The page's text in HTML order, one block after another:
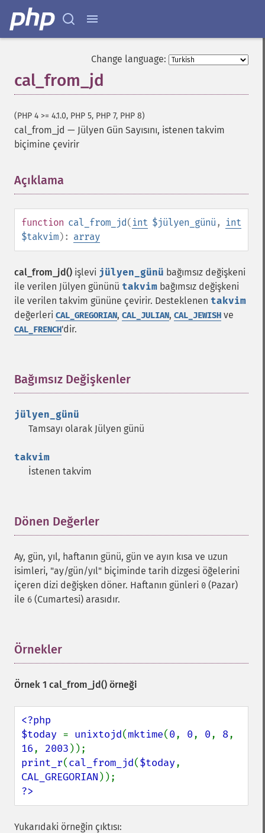
Change language:
cal_from_jd
(PHP 4 >= 4.1.0, PHP 5, PHP 7, PHP 8)
cal_from_jd — Jülyen Gün Sayısını, istenen takvim
biçimine çevirir
Açıklama
function cal_from_jd( int $jülyen_günü ,
int
$takvim): array
cal_from_jd() işlevi jülyen_günü bağımsız değişkeni
ile verilen Jülyen gününü takvim bağımsız değişkeni
ile verilen takvim gününe çevirir. Desteklenen takvim
değerleri CAL_GREGORIAN, CAL_JULIAN, CAL_JEWISH ve
CAL_FRENCH'dir.
Bağımsız Değişkenler
jülyen_günü
Tamsayı olarak Jülyen günü
takvim
İstenen takvim
Dönen Değerler
Ay, gün, yıl, haftanın günü, gün ve ayın kısa ve uzun
isimleri, "ay/gün/yıl" biçiminde tarih dizgesi öğelerini
içeren dizi değişken döner. Haftanın günleri 0 (Pazar)
ile 6 (Cumartesi) arasıdır.
Örnekler
Örnek 1 cal_from_jd() örneği
<?php
$today = unixtojd(mktime(0, 0, 0, 8
16, 2003
print_r(cal_from_jd($today
CAL_GREGORIAN
?>
Yukarıdaki örneğin çıktısı: